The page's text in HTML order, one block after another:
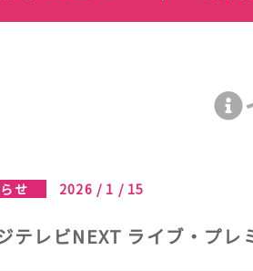
せ 2026 / 1 / 15
テレビNEXT ライブ・プレ